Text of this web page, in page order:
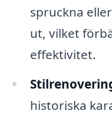
spruckna
ut, vilket
effektivitet.
historiska